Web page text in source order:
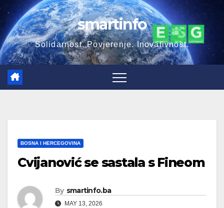
Skip
to
content
smartinfo
Solidarnost. Povjerenje. Inovativnost.
BOSNA I HERCEGOVINA
Cvijanović se sastala s Fineom
By smartinfo.ba
MAY 13, 2026